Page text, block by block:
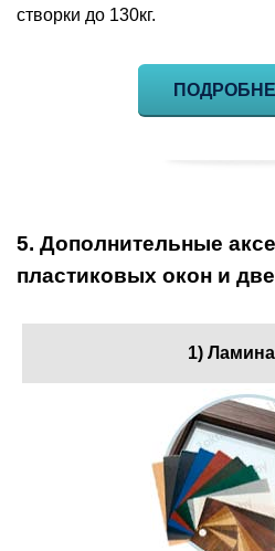
створки до 130кг.
5. Дополнительные
пластиковых окон и
1)